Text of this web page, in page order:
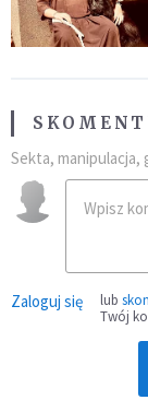
Sekta, manipulacja,
Zaloguj się lub
Twój